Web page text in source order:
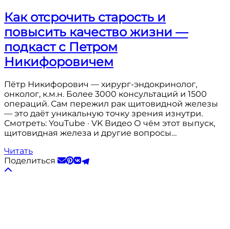
Как отсрочить старость и
повысить качество жизни —
подкаст с Петром
Никифоровичем
Пётр Никифорович — хирург-эндокринолог,
онколог, к.м.н. Более 3000 консультаций и 1500
операций. Сам пережил рак щитовидной железы
— это даёт уникальную точку зрения изнутри.
Смотреть: YouTube · VK Видео О чём этот выпуск,
щитовидная железа и другие вопросы…
Читать
Поделиться